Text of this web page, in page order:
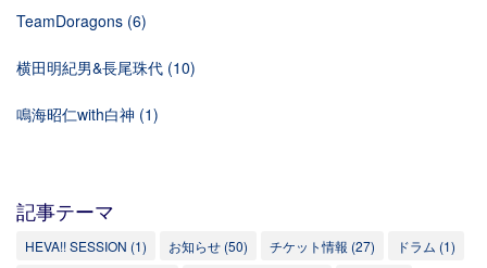
TeamDoragons (6)
横田明紀男&長尾珠代 (10)
鳴海昭仁with白神 (1)
記事テーマ
HEVA!! SESSION (1) お知らせ (50) チケット情報 (27) ドラム (1)